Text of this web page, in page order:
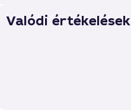
Valódi értékelések